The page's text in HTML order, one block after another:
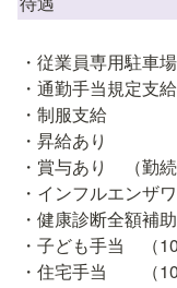
・従業員専用駐車
・通勤手当規定支
・制服支給
・昇給あり
・賞与あり　（勤
・インフルエンザ
・健康診断全額補助
・子ども手当　（
・住宅手当　　（